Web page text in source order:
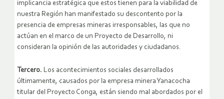
implicancia estratégica que estos tienen para la viabilidad de
nuestra Región han manifestado su descontento por la
presencia de empresas mineras irresponsables, las que no
actúan en el marco de un Proyecto de Desarrollo, ni
consideran la opinión de las autoridades y ciudadanos.
Tercero. Los acontecimientos sociales desarrollados
últimamente, causados por la empresa minera Yanacocha
titular del Proyecto Conga, están siendo mal abordados por el